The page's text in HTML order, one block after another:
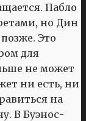
Пабло
но Дин
Это
для
не может
ни есть, ни
на
В Буэнос-